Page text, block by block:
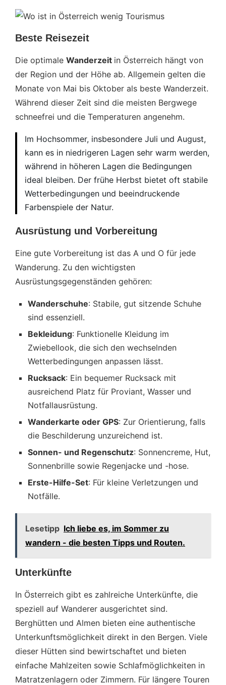
Beste Reisezeit
Die optimale Wanderzeit in Österreich hängt von
der Region und der Höhe ab. Allgemein gelten die
Monate von Mai bis Oktober als beste Wanderzeit.
Während dieser Zeit sind die meisten Bergwege
schneefrei und die Temperaturen angenehm.
Im Hochsommer, insbesondere Juli und August,
kann es in niedrigeren Lagen sehr warm werden,
während in höheren Lagen die Bedingungen
ideal bleiben. Der frühe Herbst bietet oft stabile
Wetterbedingungen und beeindruckende
Farbenspiele der Natur.
Ausrüstung und Vorbereitung
Eine gute Vorbereitung ist das A und O für jede
Wanderung. Zu den wichtigsten
Ausrüstungsgegenständen gehören:
Wanderschuhe: Stabile, gut sitzende Schuhe
sind essenziell.
Bekleidung: Funktionelle Kleidung im
Zwiebellook, die sich den wechselnden
Wetterbedingungen anpassen lässt.
Rucksack: Ein bequemer Rucksack mit
ausreichend Platz für Proviant, Wasser und
Notfallausrüstung.
Wanderkarte oder GPS: Zur Orientierung, falls
die Beschilderung unzureichend ist.
Sonnen- und Regenschutz: Sonnencreme, Hut,
Sonnenbrille sowie Regenjacke und -hose.
Erste-Hilfe-Set: Für kleine Verletzungen und
Notfälle.
Lesetipp Ich liebe es, im Sommer zu
wandern - die besten Tipps und Routen.
Unterkünfte
In Österreich gibt es zahlreiche Unterkünfte, die
speziell auf Wanderer ausgerichtet sind.
Berghütten und Almen bieten eine authentische
Unterkunftsmöglichkeit direkt in den Bergen. Viele
dieser Hütten sind bewirtschaftet und bieten
einfache Mahlzeiten sowie Schlafmöglichkeiten in
Matratzenlagern oder Zimmern. Für längere Touren